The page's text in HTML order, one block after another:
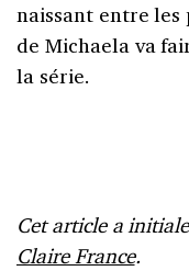
naissant entre les
de Michaela va
la série.
Cet article a
Claire France.